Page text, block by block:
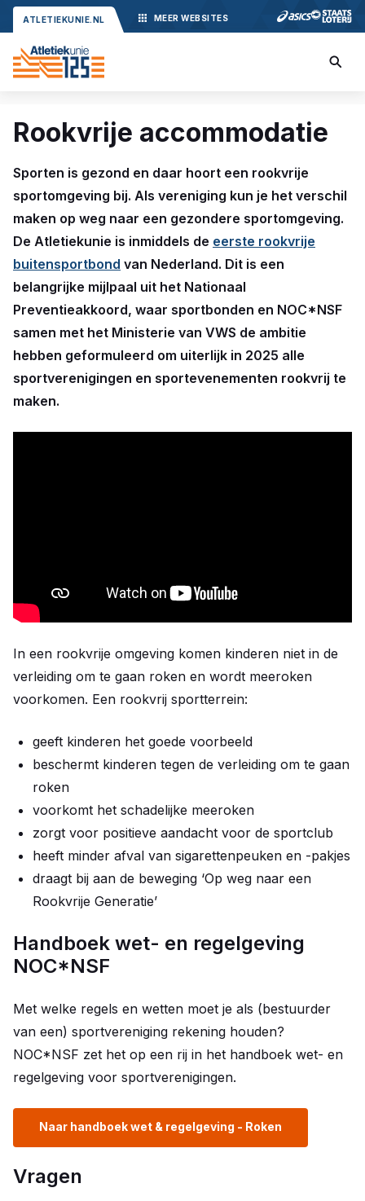
ATLETIEKUNIE.NL MEER WEBSITES
Rookvrije accommodatie
Sporten is gezond en daar hoort een rookvrije
sportomgeving bij. Als vereniging kun je het verschil
maken op weg naar een gezondere sportomgeving.
De Atletiekunie is inmiddels de eerste rookvrije
buitensportbond van Nederland. Dit is een
belangrijke mijlpaal uit het Nationaal
Preventieakkoord, waar sportbonden en NOC*NSF
samen met het Ministerie van VWS de ambitie
hebben geformuleerd om uiterlijk in 2025 alle
sportverenigingen en sportevenementen rookvrij te
maken.
In een rookvrije omgeving komen kinderen niet in de
verleiding om te gaan roken en wordt meeroken
voorkomen. Een rookvrij sportterrein:
geeft kinderen het goede voorbeeld
beschermt kinderen tegen de verleiding om te gaan
roken
voorkomt het schadelijke meeroken
zorgt voor positieve aandacht voor de sportclub
heeft minder afval van sigarettenpeuken en -pakjes
draagt bij aan de beweging ‘Op weg naar een
Rookvrije Generatie’
Handboek wet- en regelgeving
NOC*NSF
Met welke regels en wetten moet je als (bestuurder
van een) sportvereniging rekening houden?
NOC*NSF zet het op een rij in het handboek wet- en
regelgeving voor sportverenigingen.
Naar handboek wet & regelgeving - Roken
Vragen